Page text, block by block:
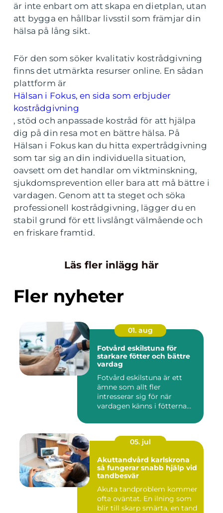
är inte enbart om att skapa en dietplan, utan
att bygga en hållbar livsstil som främjar din
hälsa på lång sikt.
För den som söker kvalitativ kostrådgivning
finns det utmärkta resurser online. En sådan
plattform är
Hälsan i Fokus, en sida som erbjuder
kostrådgivning
, stöd och anpassade kostråd för att hjälpa
dig på din resa mot en bättre hälsa. På
Hälsan i Fokus kan du hitta expertrådgivning
som tar sig an din individuella situation,
oavsett om det handlar om viktminskning,
sjukdomsprevention eller bara att må bättre i
vardagen. Genom att ta steget och söka
professionell kostrådgivning, lägger du en
stabil grund för ett livslångt välmående och
en friskare framtid.
Läs fler inlägg här
Fler nyheter
01. aug
Fotvård eskilstuna för
starkare fötter och bättre
vardag
Fotvård eskilstuna är ett
ämne som allt fler
intresserar sig för när
vardagen känns i fötterna
05. jul
Akuttandvård karlskrona
så fungerar snabb hjälp vid
tandbesvär
Akuta tandproblem kommer
ofta oväntat. En ilning som
blir till skarp smärta, en tand